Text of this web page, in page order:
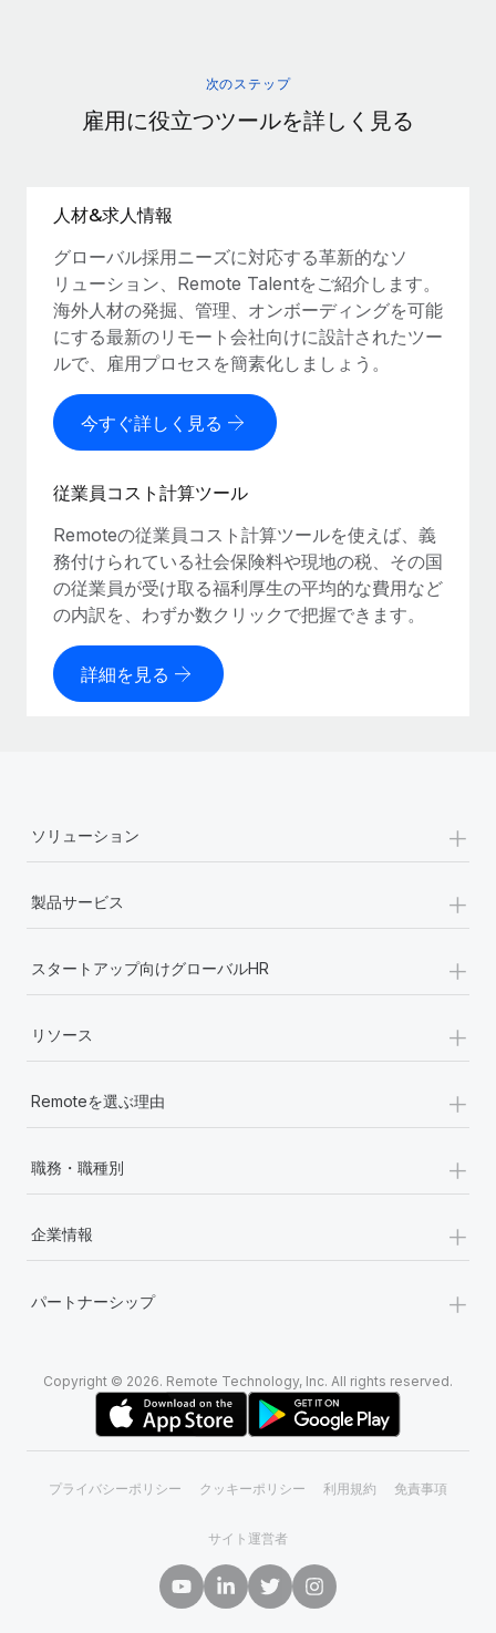
次のステップ
雇用に役立つツールを詳しく見る
人材&求人情報
グローバル採用ニーズに対応する革新的なソ
リューション、Remote Talentをご紹介します。
海外人材の発掘、管理、オンボーディングを可能
にする最新のリモート会社向けに設計されたツー
ルで、雇用プロセスを簡素化しましょう。
今すぐ詳しく見る
従業員コスト計算ツール
Remoteの従業員コスト計算ツールを使えば、義
務付けられている社会保険料や現地の税、その国
の従業員が受け取る福利厚生の平均的な費用など
の内訳を、わずか数クリックで把握できます。
詳細を見る
ソリューション +
製品サービス +
スタートアップ向けグローバルHR +
リソース +
Remoteを選ぶ理由 +
職務・職種別 +
企業情報 +
パートナーシップ +
Copyright © 2026. Remote Technology, Inc. All rights reserved.
プライバシーポリシー クッキーポリシー 利用規約 免責事項
サイト運営者